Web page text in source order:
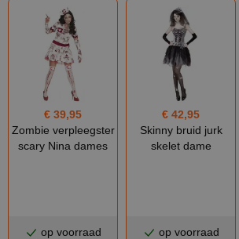
€ 39,95
Zombie verpleegster
scary Nina dames
op voorraad
€ 42,95
Skinny bruid jurk
skelet dame
op voorraad